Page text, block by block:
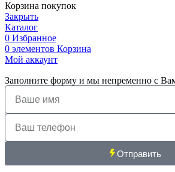
Корзина покупок
Закрыть
Каталог
0 Избранное
0 элементов Корзина
Мой аккаунт
Заполните форму и мы непременно с
Отправить